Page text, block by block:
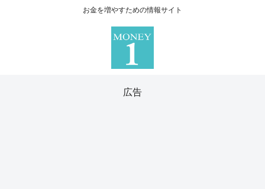
お金を増やすための情報サイト
広告